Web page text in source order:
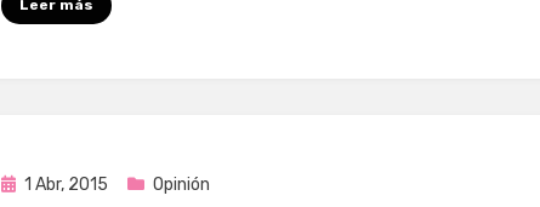
Leer más
Publicada
1 Abr, 2015 Opinión